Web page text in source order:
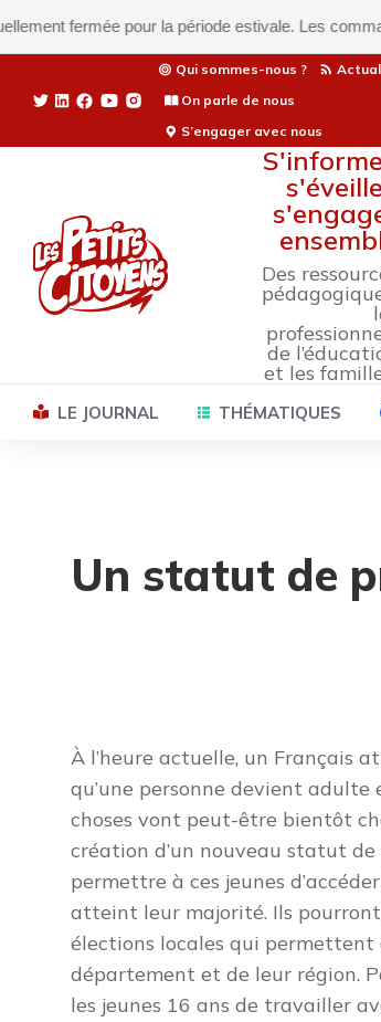
fermée pour la période estivale. Les commandes
Qui sommes-nous ?
On parle de nous
S’engager avec nous
Des
de
et les
LE JOURNAL THÉMATIQUES
Un statut de
À l’heure actuelle, un Français
qu’une personne devient adulte
choses vont peut-être bientôt
création d’un nouveau statut
permettre à ces jeunes
atteint leur majorité. Ils
élections locales qui permettent
département et de leur région.
les jeunes 16 ans de travailler